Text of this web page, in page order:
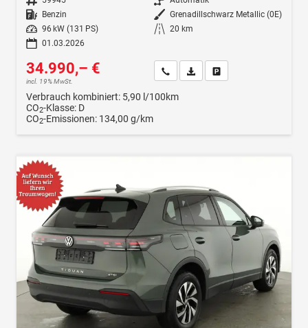
Kraftstoff Benzin Außenfarbe Grenadillschwarz Metallic (0E)
Leistung
96 kW (131 PS) Kilometerstand 20 km
01.03.2026
34.990,– €
incl. 19% MwSt.
Wir rufen Sie anFahrzeugexposé (PDF)
Verbrauch kombiniert: 5,90 l/100km
CO2-Klasse: D
CO2-Emissionen: 134,00 g/km